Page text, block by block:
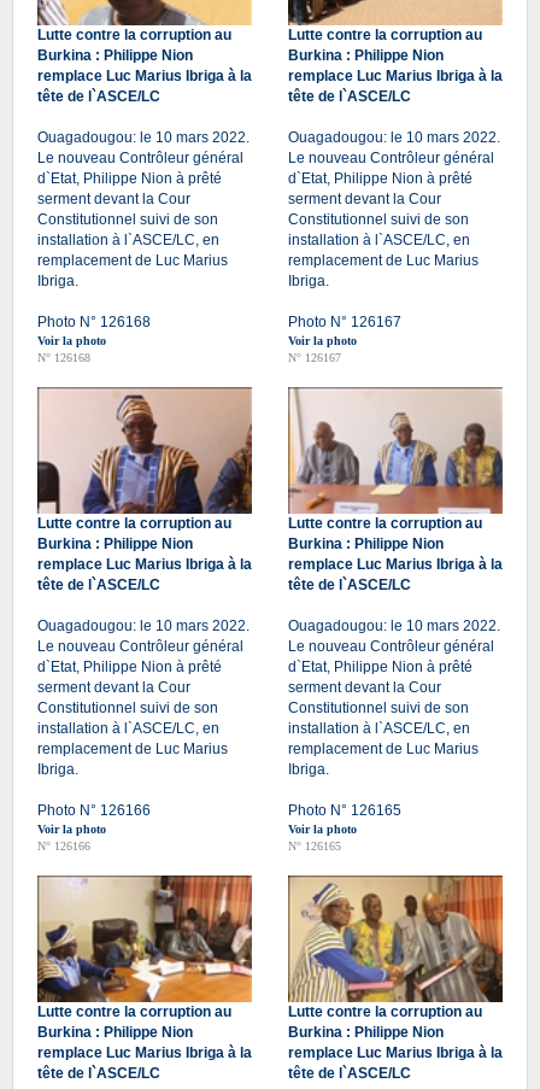
Lutte contre la corruption au
Burkina : Philippe Nion
remplace Luc Marius Ibriga à la
tête de l`ASCE/LC
Ouagadougou: le 10 mars 2022.
Le nouveau Contrôleur général
d`Etat, Philippe Nion à prêté
serment devant la Cour
Constitutionnel suivi de son
installation à l`ASCE/LC, en
remplacement de Luc Marius
Ibriga.
Photo N° 126168
Voir la photo
N° 126168
Lutte contre la corruption au
Burkina : Philippe Nion
remplace Luc Marius Ibriga à la
tête de l`ASCE/LC
Ouagadougou: le 10 mars 2022.
Le nouveau Contrôleur général
d`Etat, Philippe Nion à prêté
serment devant la Cour
Constitutionnel suivi de son
installation à l`ASCE/LC, en
remplacement de Luc Marius
Ibriga.
Photo N° 126167
Voir la photo
N° 126167
Lutte contre la corruption au
Burkina : Philippe Nion
remplace Luc Marius Ibriga à la
tête de l`ASCE/LC
Ouagadougou: le 10 mars 2022.
Le nouveau Contrôleur général
d`Etat, Philippe Nion à prêté
serment devant la Cour
Constitutionnel suivi de son
installation à l`ASCE/LC, en
remplacement de Luc Marius
Ibriga.
Photo N° 126166
Voir la photo
N° 126166
Lutte contre la corruption au
Burkina : Philippe Nion
remplace Luc Marius Ibriga à la
tête de l`ASCE/LC
Ouagadougou: le 10 mars 2022.
Le nouveau Contrôleur général
d`Etat, Philippe Nion à prêté
serment devant la Cour
Constitutionnel suivi de son
installation à l`ASCE/LC, en
remplacement de Luc Marius
Ibriga.
Photo N° 126165
Voir la photo
N° 126165
Lutte contre la corruption au
Burkina : Philippe Nion
remplace Luc Marius Ibriga à la
tête de l`ASCE/LC
Lutte contre la corruption au
Burkina : Philippe Nion
remplace Luc Marius Ibriga à la
tête de l`ASCE/LC